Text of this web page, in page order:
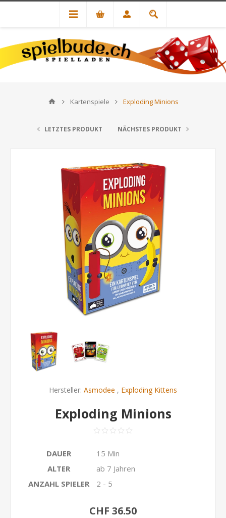
Kartenspiele Exploding Minions
LETZTES PRODUKT NÄCHSTES PRODUKT
Hersteller: Asmodee , Exploding Kittens
Exploding Minions
DAUER
15 Min
ALTER
ab 7 Jahren
ANZAHL SPIELER
2 - 5
CHF 36.50